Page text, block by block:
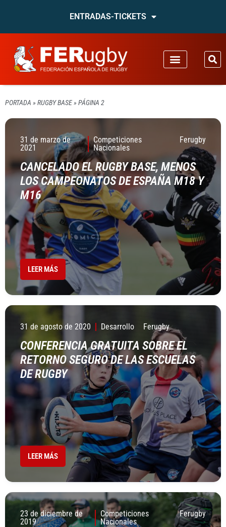
ENTRADAS-TICKETS
PORTADA » RUGBY BASE» PÁGINA 2
31 de marzo de
2021
Competiciones
Nacionales
Ferugby
CANCELADO EL RUGBY BASE, MENOS
LOS CAMPEONATOS DE ESPAÑA M18 Y
M16
LEER MÁS
31 de agosto de 2020 Desarrollo Ferugby
CONFERENCIA GRATUITA SOBRE EL
RETORNO SEGURO DE LAS ESCUELAS
DE RUGBY
LEER MÁS
23 de diciembre de
2019
Competiciones
Nacionales
Ferugby